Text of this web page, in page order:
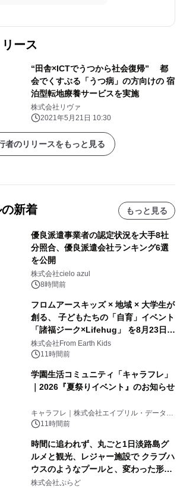
ース
“田舎×ICTでうつから社会復帰” 都
会でくすぶる「うつ病」の方向けの 宿
泊型転地療養サービスを実施
株式会社リヴァ
2021年5月21日 10:30
者のリリースをもっと見る
新着 もっと見る
優良派遣事業者の認定状況を大手8社
分照合、優良派遣会社ランキング6選
を公開
株式会社cielo azul
8時間前
フロムアースキッズ × 地域 × 大学生が
創る、 子どもたちの「自育」イベント
「諸福ジーク×Lifehug」 を8月23日
(日)開催
株式会社From Earth Kids
11時間前
学園生活コミュニティ「キャラフレ」
｜2026『夏祭りイベント』のお知らせ
キャラフレ｜株式会社エイプリル・データ・
デザインズ
11時間前
時間に追われず、丸ごと1日淡路島グ
ルメと観光、レジャー施設で クラブハ
ウスのようなプールと、変わった形の
サウナも 「THE BOXY AWAJI」のお
株式会社ぷらど